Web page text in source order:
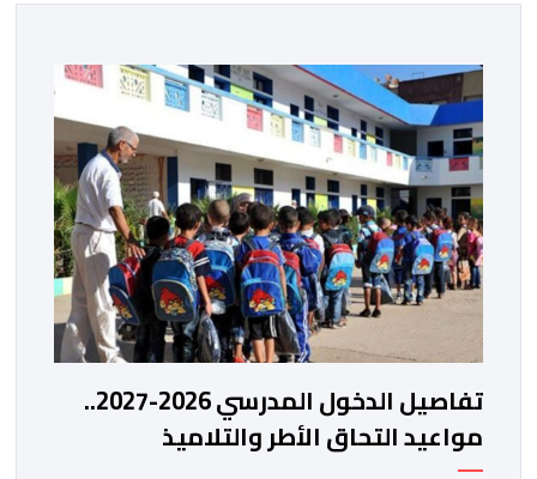
تفاصيل الدخول المدرسي 2026-2027..
مواعيد التحاق الأطر والتلاميذ